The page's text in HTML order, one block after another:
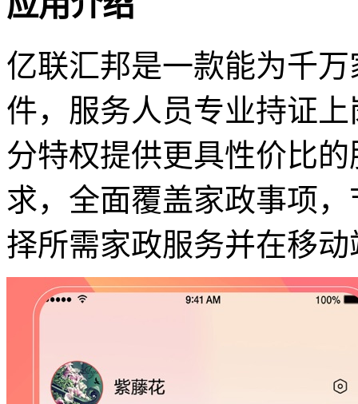
亿联汇邦是一款能为千
件，服务人员专业持证
分特权提供更具性价比
求，全面覆盖家政事项
择所需家政服务并在移